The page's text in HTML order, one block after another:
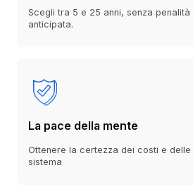
Scegli tra 5 e 25 anni, senza
anticipata.
La pace della mente
Ottenere la certezza dei costi e
sistema